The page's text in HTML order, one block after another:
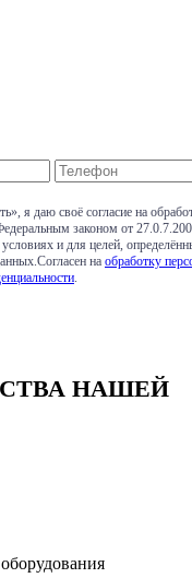
я даю своё согласие на
законом от
и для целей,
на обработку
НАШЕЙ